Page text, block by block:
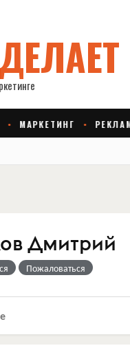
Дмитрий
Пожаловаться